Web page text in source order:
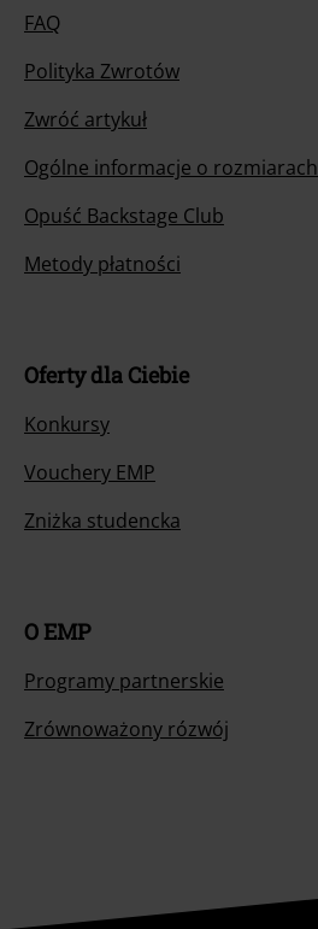
FAQ
Polityka Zwrotów
Zwróć artykuł
Ogólne informacje o rozmiarach
Opuść Backstage Club
Metody płatności
Oferty dla Ciebie
Konkursy
Vouchery EMP
Zniżka studencka
O EMP
Programy partnerskie
Zrównoważony rózwój